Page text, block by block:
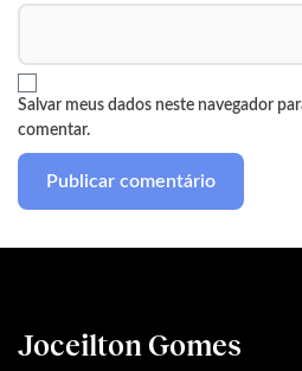
Salvar meus dados neste navegador
comentar.
Joceilton Gomes